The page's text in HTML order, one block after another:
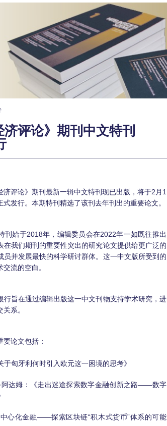
评论》期刊中文特刊
评论》期刊最新一辑中文特刊现已出版，将于2月1
发行。本期特刊精选了该刊去年刊出的重要论文。
刊始于2018年，编辑委员会在2022年一如既往推出
在我们期刊的重要性突出的研究论文提供给更广泛的
员并发展最快的科学研讨群体。这一中文版所受到的
流的空白。
行旨在通过编辑出版这一中文刊物支持学术研究，进
系。
论文包括：
于匈牙利何时引入欧元这一困境的思考》
阿达姆：《走出迷途探索数字金融创新之路——数字
心化金融——探索区块链“积木式货币”体系的可能